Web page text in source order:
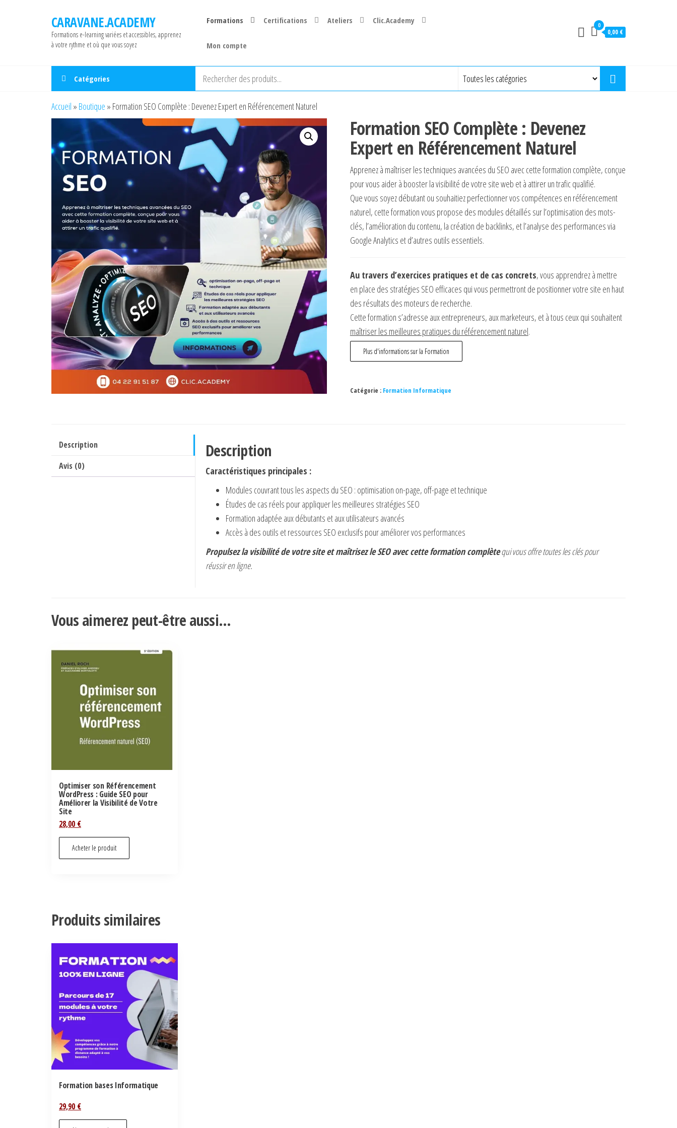
CARAVANE.ACADEMY
Formations e-learning variées et accessibles, apprenez
à votre rythme et où que vous soyez
Formations Certifications Ateliers Clic.Academy
Mon compte
0
0,00 €
Catégories
Accueil » Boutique » Formation SEO Complète : Devenez Expert en Référencement Naturel
Formation SEO Complète : Devenez
Expert en Référencement Naturel
Apprenez à maîtriser les techniques avancées du SEO avec cette formation complète, conçue
pour vous aider à booster la visibilité de votre site web et à attirer un trafic qualifié.
Que vous soyez débutant ou souhaitiez perfectionner vos compétences en référencement
naturel, cette formation vous propose des modules détaillés sur l’optimisation des mots-
clés, l’amélioration du contenu, la création de backlinks, et l’analyse des performances via
Google Analytics et d’autres outils essentiels.
Au travers d’exercices pratiques et de cas concrets, vous apprendrez à mettre
en place des stratégies SEO efficaces qui vous permettront de positionner votre site en haut
des résultats des moteurs de recherche.
Cette formation s’adresse aux entrepreneurs, aux marketeurs, et à tous ceux qui souhaitent
maîtriser les meilleures pratiques du référencement naturel.
Plus d'informations sur la Formation
Catégorie : Formation Informatique
Description
Avis (0)
Description
Caractéristiques principales :
Modules couvrant tous les aspects du SEO : optimisation on-page, off-page et technique
Études de cas réels pour appliquer les meilleures stratégies SEO
Formation adaptée aux débutants et aux utilisateurs avancés
Accès à des outils et ressources SEO exclusifs pour améliorer vos performances
Propulsez la visibilité de votre site et maîtrisez le SEO avec cette formation complètequi vous offre toutes les clés pour
réussir en ligne.
Vous aimerez peut-être aussi…
Optimiser son Référencement
WordPress : Guide SEO pour
Améliorer la Visibilité de Votre
Site
28,00 €
Acheter le produit
Produits similaires
Formation bases Informatique
29,90 €